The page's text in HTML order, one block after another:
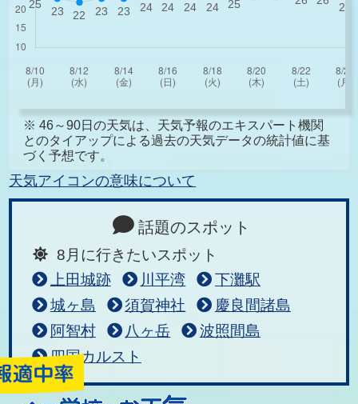
※ 46～90日の天気は、天気予報のエキスパート機関
とのタイアップによる過去の天気データの統計値に基
づく予想です。
天気アイコンの意味について
話題のスポット
8月に行きたいスポット
上田城跡
川平湾
下灘駅
城ヶ島
須賀神社
慶良間諸島
阿智村
八ヶ岳
波照間島
四国カルスト